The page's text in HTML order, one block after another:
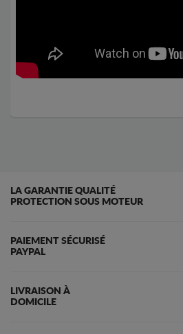
LA GARANTIE QUALITÉ
PROTECTION SOUS MOTEUR
PAIEMENT SÉCURISÉ
PAYPAL
LIVRAISON À
DOMICILE